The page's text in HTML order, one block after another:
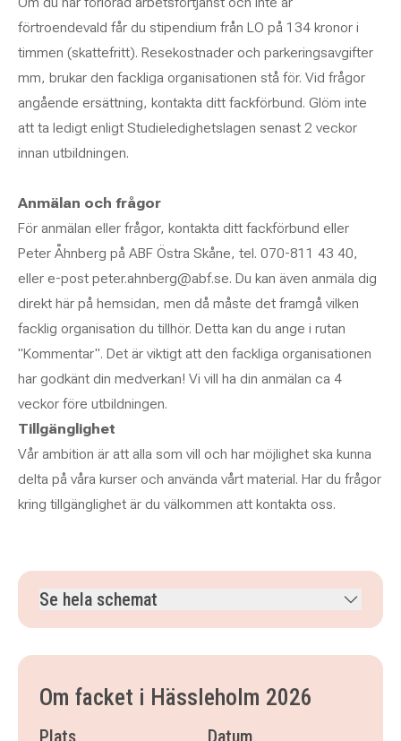
förtroendevald får du stipendium från LO på 134 kronor i
timmen (skattefritt). Resekostnader och parkeringsavgifter
mm, brukar den fackliga organisationen stå för. Vid frågor
angående ersättning, kontakta ditt fackförbund. Glöm inte
att ta ledigt enligt Studieledighetslagen senast 2 veckor
innan utbildningen.
Anmälan och frågor
För anmälan eller frågor, kontakta ditt fackförbund eller
Peter Åhnberg på ABF Östra Skåne, tel. 070-811 43 40,
eller e-post peter.ahnberg@abf.se. Du kan även anmäla dig
direkt här på hemsidan, men då måste det framgå vilken
facklig organisation du tillhör. Detta kan du ange i rutan
"Kommentar". Det är viktigt att den fackliga organisationen
har godkänt din medverkan! Vi vill ha din anmälan ca 4
veckor före utbildningen.
Tillgänglighet
Vår ambition är att alla som vill och har möjlighet ska kunna
delta på våra kurser och använda vårt material. Har du frågor
kring tillgänglighet är du välkommen att kontakta oss.
Se hela schemat
onsdag 14 oktober 2026klockan 08.30–16.30
Om facket i Hässleholm 2026
Plats Datum